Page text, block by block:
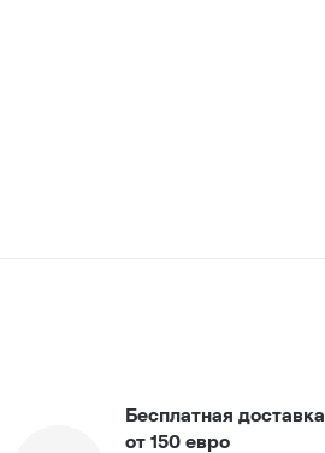
Бесплатная доставка
от 150 евро